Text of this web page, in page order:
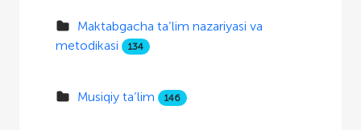
Maktabgacha ta’lim nazariyasi va
metodikasi
134
Musiqiy ta’lim 146